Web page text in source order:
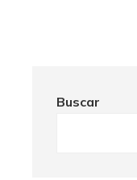
Buscar